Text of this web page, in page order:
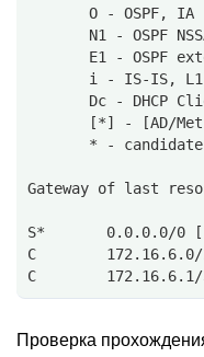
O - OSPF, IA
N1 - OSPF
E1 - OSPF
i - IS-IS,
Dc - DHCP
[*] - [AD/
* -
Gateway of last
S*       0.0.0.0/0
C        172.16.6.0/
C        172.16.6.1/
Проверка